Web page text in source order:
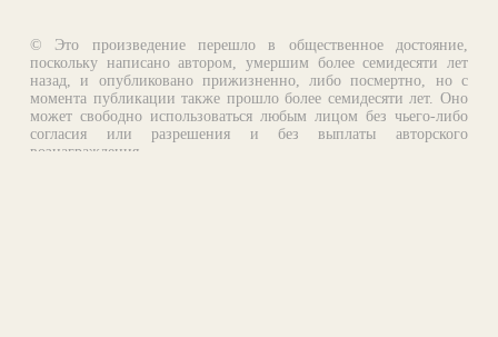
© Это произведение перешло в общественное достояние,
поскольку написано автором, умершим более семидесяти лет
назад, и опубликовано прижизненно, либо посмертно, но с
момента публикации также прошло более семидесяти лет. Оно
может свободно использоваться любым лицом без чьего-либо
согласия или разрешения и без выплаты авторского
вознаграждения.